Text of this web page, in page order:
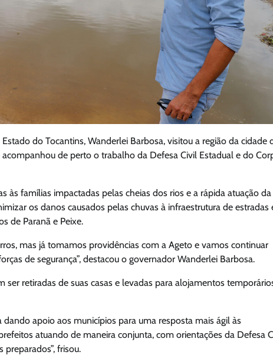
do Tocantins, Wanderlei Barbosa, visitou a região da cidade
de perto o trabalho da Defesa Civil Estadual e do
às famílias impactadas pelas cheias dos rios e a rápida atuação da
os danos causados pelas chuvas à infraestrutura de estradas
de Paranã e Peixe.
mas já tomamos providências com a Ageto e vamos continuar
de segurança”, destacou o governador Wanderlei Barbosa.
retiradas de suas casas e levadas para alojamentos
apoio aos municípios para uma resposta mais ágil às
atuando de maneira conjunta, com orientações da Defesa
frisou.